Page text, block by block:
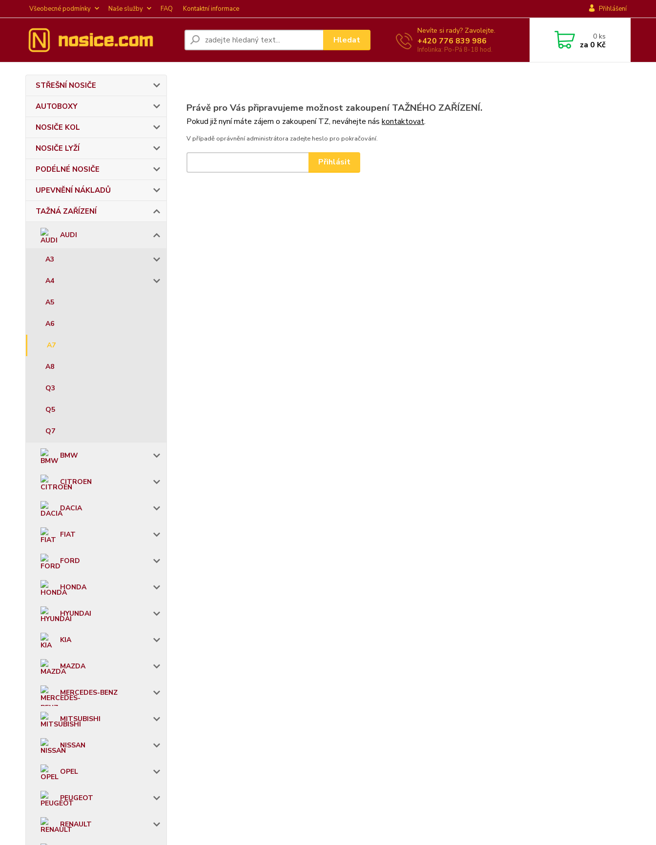
Všeobecné podmínky Naše služby FAQ Kontaktní informace Přihlášení
Hledat
Nevíte si rady? Zavolejte.
+420 776 839 986
Infolinka: Po-Pá 8-18 hod.
0ks
za 0 Kč
STŘEŠNÍ NOSIČE
AUTOBOXY
NOSIČE KOL
NOSIČE LYŽÍ
PODÉLNÉ NOSIČE
UPEVNĚNÍ NÁKLADŮ
TAŽNÁ ZAŘÍZENÍ
AUDI
A3
A4
A5
A6
A7
A8
Q3
Q5
Q7
BMW
CITROEN
DACIA
FIAT
FORD
HONDA
HYUNDAI
KIA
MAZDA
MERCEDES-BENZ
MITSUBISHI
NISSAN
OPEL
PEUGEOT
RENAULT
Právě pro Vás připravujeme možnost zakoupení TAŽNÉHO ZAŘÍZENÍ.
Pokud již nyní máte zájem o zakoupení TZ, neváhejte nás kontaktovat.
V případě oprávnění administrátora zadejte heslo pro pokračování.